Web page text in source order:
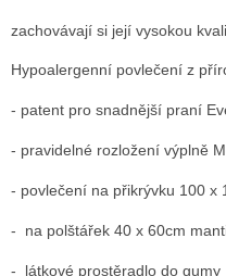
zachovávají si její vysokou
Hypoalergenní povlečení z
- patent pro snadnější praní
- pravidelné rozložení výplně
- povlečení na přikrývku 100 x
- na polštářek 40 x 60cm
- látkové prostěradlo do gumy